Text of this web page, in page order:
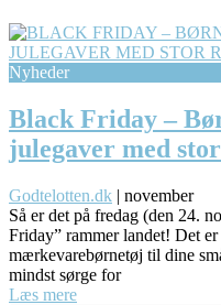
Nyheder
Black Friday –
julegaver med
Godtelotten.dk | november
Så er det på fredag (den 24.
Friday” rammer landet! Det
mærkevarebørnetøj til dine
mindst sørge for
Læs mere